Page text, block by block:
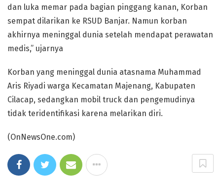
dan luka memar pada bagian pinggang kanan, Korban
sempat dilarikan ke RSUD Banjar. Namun korban
akhirnya meninggal dunia setelah mendapat perawatan
medis,” ujarnya
Korban yang meninggal dunia atasnama Muhammad
Aris Riyadi warga Kecamatan Majenang, Kabupaten
Cilacap, sedangkan mobil truck dan pengemudinya
tidak teridentifikasi karena melarikan diri.
(OnNewsOne.com)